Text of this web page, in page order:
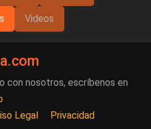
Videos
con nosotros, escríbenos en
Legal Privacidad